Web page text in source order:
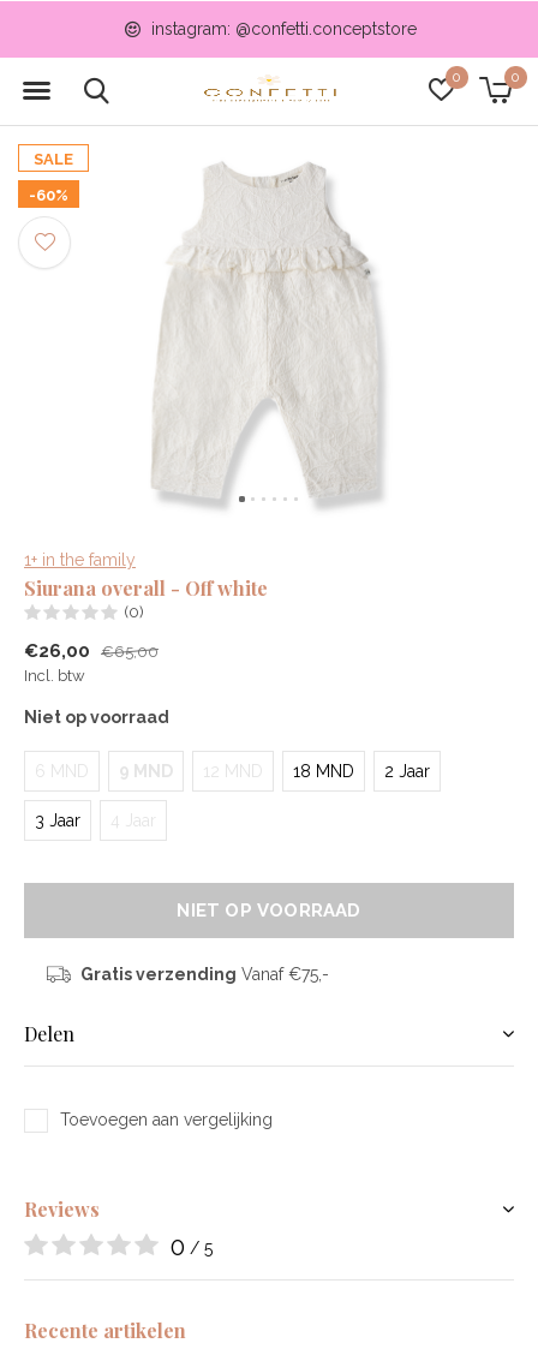
0 0
instagram: @confetti.conceptstore
SALE
-60%
1+ in the family
Siurana overall - Off white
(0)
€26,00
€65,00
Incl. btw
Niet op voorraad
6 MND 9 MND 12 MND 18 MND 2 Jaar
3 Jaar 4 Jaar
NIET OP VOORRAAD
Gratis verzending Vanaf €75,-
Delen
Toevoegen aan vergelijking
Reviews
0 / 5
Recente artikelen